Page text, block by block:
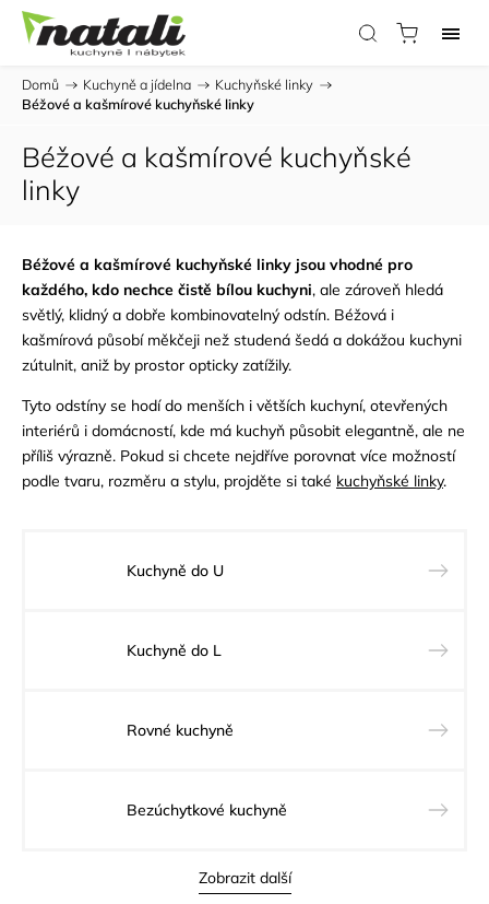
Domů / Kuchyně a jídelna / Kuchyňské linky /
Béžové a kašmírové kuchyňské linky
Béžové a kašmírové kuchyňské
linky
Béžové a kašmírové kuchyňské linky jsou vhodné pro
každého, kdo nechce čistě bílou kuchyni, ale zároveň hledá
světlý, klidný a dobře kombinovatelný odstín. Béžová i
kašmírová působí měkčeji než studená šedá a dokážou kuchyni
zútulnit, aniž by prostor opticky zatížily.
Tyto odstíny se hodí do menších i větších kuchyní, otevřených
interiérů i domácností, kde má kuchyň působit elegantně, ale ne
příliš výrazně. Pokud si chcete nejdříve porovnat více možností
podle tvaru, rozměru a stylu, projděte si také kuchyňské linky.
Kuchyně do U
Kuchyně do L
Rovné kuchyně
Bezúchytkové kuchyně
Zobrazit další